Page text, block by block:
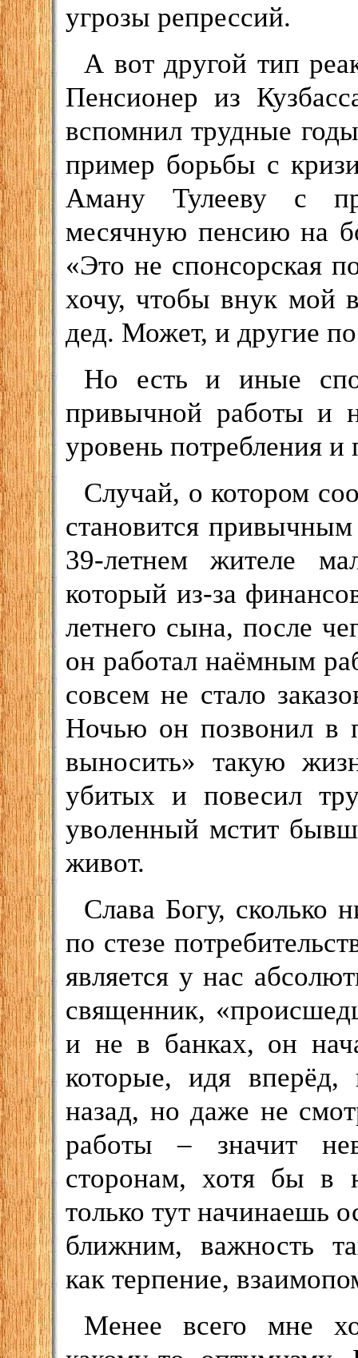
угрозы репрессий.
А вот другой тип
Пенсионер из
вспомнил трудные
пример борьбы с
Аману Тулееву с
месячную пенсию на
«Это не спонсорская
хочу, чтобы внук мой
дед. Может, и другие
Но есть и иные
привычной работы и
уровень потребления и
Случай, о котором
становится
39-летнем жителе
который из-за
летнего сына, после
он работал наёмным
совсем не стало
Ночью он позвонил в
выносить» такую
убитых и повесил
уволенный мстит
живот.
Слава Богу, сколько
по стезе
является у нас
священник,
и не в банках, он
которые, идя вперёд,
назад, но даже не
работы – значит
сторонам, хотя бы в
только тут начинаешь
ближним, важность
как терпение,
Менее всего мне